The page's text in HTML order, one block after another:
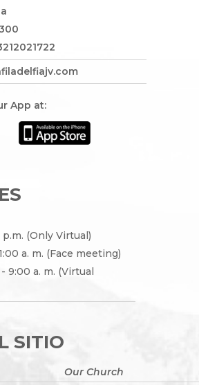
App at:
(Only Virtual)
a. m. (Face meeting)
9:00 a. m. (Virtual
SITIO
Our Church